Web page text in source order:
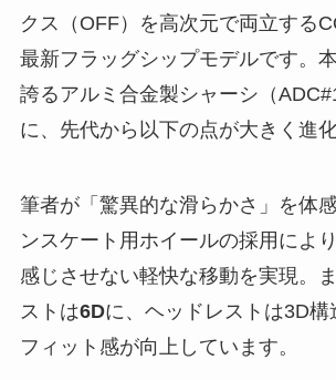
クス（OFF）を高次元で両立する
最新フラッグシップモデルです。
誇るアルミ合金製シャーシ（
に、先代から以下の点が大きく進化
筆者が「驚異的な滑らかさ」を体
ンスケート用ホイールの採用によ
感じさせない軽快な移動を実現。
ストは6Dに、ヘッドレストは3D構
フィット感が向上しています。